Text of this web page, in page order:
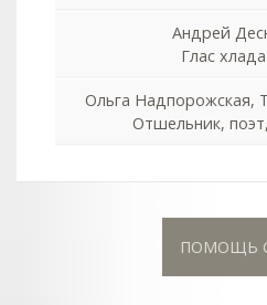
Андрей
Глас
Ольга Надпорожская,
Отшельник,
ПОМОЩЬ